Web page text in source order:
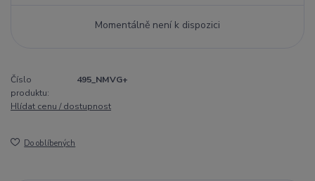
Momentálně není k dispozici
Číslo
produktu:
495_NMVG+
Hlídat cenu / dostupnost
Do oblíbených